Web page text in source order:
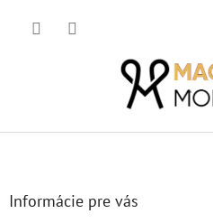
Z
Informácie pre vás